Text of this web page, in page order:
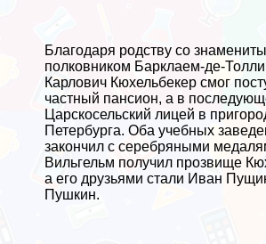
Благодаря родству со
полковником Барклаем-де-
Карлович Кюхельбекер смог
частный пансион, а в
Царскосельский лицей в
Петербурга. Оба учебных
закончил с серебряными
Вильгельм получил прозвище
а его друзьями стали Иван
Пушкин.